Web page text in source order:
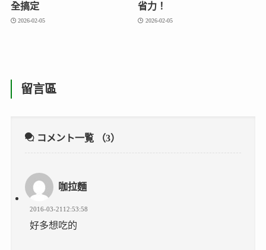
全搞定
2026-02-05
省力！
2026-02-05
留言區
コメント一覧 （3）
咖拉麵
2016-03-2112:53:58
好多想吃的